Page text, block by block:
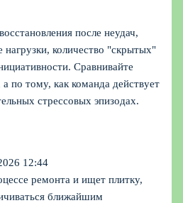
после неудач,
нагрузки, количество "скрытых"
Сравнивайте
по тому, как команда действует
стрессовых эпизодах.
12:44
ремонта и ищет плитку,
ближайшим